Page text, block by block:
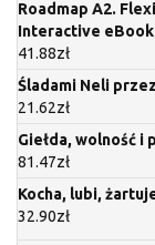
Roadmap A2.
Interactive
41.88zł
Śladami Neli
21.62zł
Giełda, wolność
81.47zł
Kocha, lubi,
32.90zł